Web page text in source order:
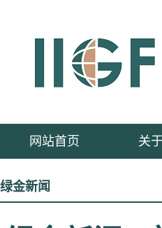
网站首页 关
绿金新闻